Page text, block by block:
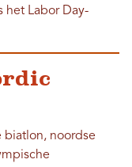
het Labor Day-
biatlon, noordse